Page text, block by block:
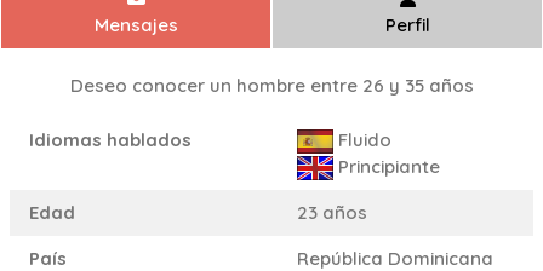
Mensajes Perfil
Deseo conocer un hombre entre 26 y 35 años
Idiomas hablados
Fluido
Principiante
Edad
23 años
País
República Dominicana